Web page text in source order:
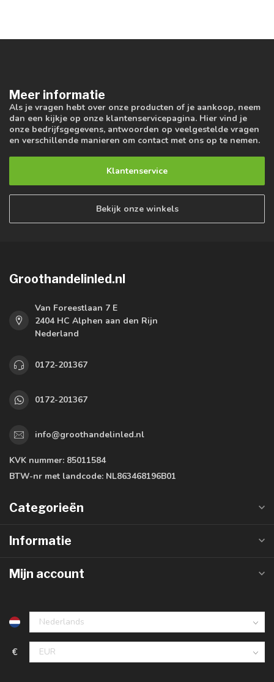
Meer informatie
Als je vragen hebt over onze producten of je aankoop, neem
dan een kijkje op onze klantenservicepagina. Hier vind je
onze bedrijfsgegevens, antwoorden op veelgestelde vragen
en verschillende manieren om contact met ons op te nemen.
Klantenservice
Bekijk onze winkels
Groothandelinled.nl
Van Foreestlaan 7 E
2404 HC Alphen aan den Rijn
Nederland
0172-201367
0172-201367
info@groothandelinled.nl
KVK nummer: 85011584
BTW-nr met landcode: NL863468196B01
Categorieën
Informatie
Mijn account
€